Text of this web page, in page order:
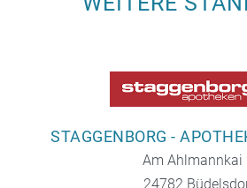
STAGGENBORG -
Am Ahlmannkai
24782